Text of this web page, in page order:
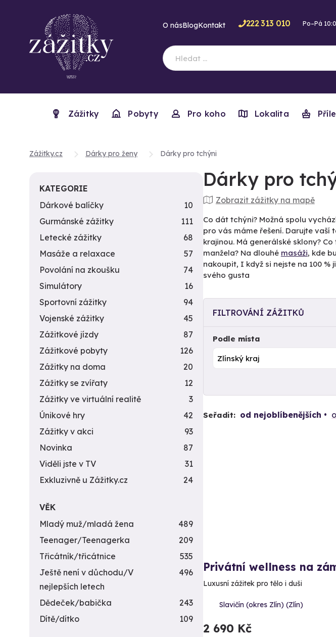
O násBlogKontakt 222 313 010 Po–Pá
Zážitky Pobyty Pro koho Lokalita
Zážitky.cz Dárky pro ženy Dárky pro tchýni
Dárky pro
Zobrazit zážitky na mapě
Co dát tchýni? Možná spolu
pro vás máme řešení. Darujte vaší
krajinou. Má generálské sklony?
manžela? Na dlouhé masáži, kde
nakoupit, I když si nejste na 100
svého gusta
FILTROVÁNÍ ZÁŽITKŮ
Podle místa
Seřadit: od nejoblíbenějších
Privátní wellness na
Luxusní zážitek pro tělo i duši
Slavičín (okres Zlín) (Zlín)
2 690 Kč
KATEGORIE
Dárkové balíčky
10
Gurmánské zážitky
111
Letecké zážitky
68
Masáže a relaxace
57
Povolání na zkoušku
74
Simulátory
16
Sportovní zážitky
94
Vojenské zážitky
45
Zážitkové jízdy
87
Zážitkové pobyty
126
Zážitky na doma
20
Zážitky se zvířaty
12
Zážitky ve virtuální realitě
3
Únikové hry
42
Zážitky v akci
93
Novinka
87
Viděli jste v TV
31
Exkluzivně u Zážitky.cz
24
VĚK
Mladý muž/mladá žena
489
Teenager/Teenagerka
209
Třicátník/třicátnice
535
Ještě není v důchodu/V
nejlepších letech
496
Dědeček/babička
243
Dítě/dítko
109